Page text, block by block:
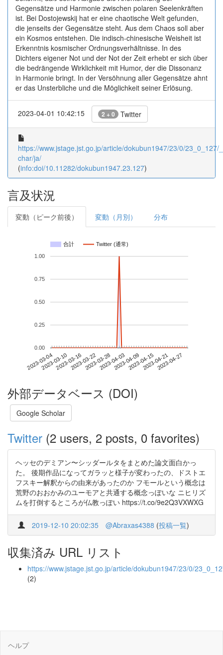
Gegensätze und Harmonie zwischen polaren Seelenkräften
ist. Bei Dostojewskij hat er eine chaotische Welt gefunden,
die jenseits der Gegensätze steht. Aus dem Chaos soll aber
ein Kosmos entstehen. Die indisch-chinesische Weisheit ist
Erkenntnis kosmischer Ordnungsverhältnisse. In des
Dichters eigener Not und der Not der Zeit erhebt er sich über
die bedrängende Wirklichkeit mit Humor, der die Dissonanz
in Harmonie bringt. In der Versöhnung aller Gegensätze ahnt
er das Unsterbliche und die Möglichkeit seiner Erlösung.
2023-04-01 10:42:15 2 + 0 Twitter
https://www.jstage.jst.go.jp/article/dokubun1947/23/0/23_0_127/
char/ja/
(info:doi/10.11282/dokubun1947.23.127)
言及状況
変動（ピーク前後） 変動（月別） 分布
合計 Twitter (通常)
2023-03-042023-03-102023-03-162023-03-222023-03-282023-04-032023-04-092023-04-152023-04-212023-04-27
0.00
0.25
0.50
0.75
1.00
外部データベース (DOI)
Google Scholar
Twitter (2 users, 2 posts, 0 favorites)
ヘッセのデミアン〜シッダールタをまとめた論文面白かっ
た。 後期作品になってガラッと様子が変わったの、ドストエ
フスキー解釈からの由来があったのか フモールという概念は
荒野のおおかみのユーモアと共通する概念っぽいな ニヒリズ
ムを打倒するところが仏教っぽい https://t.co/9e2Q3VXWXG
2019-12-10 20:02:35 @Abraxas4388 (投稿一覧)
収集済み URL リスト
https://www.jstage.jst.go.jp/article/dokubun1947/23/0/
(2)
ヘルプ